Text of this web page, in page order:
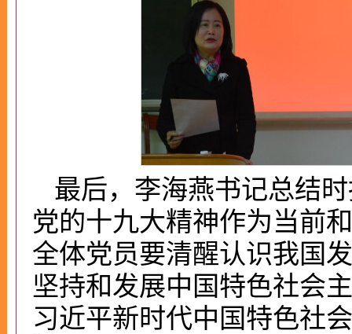
最后，李海燕书记总结
党的十九大精神作为当前
全体党员要清醒认识我国
坚持和发展中国特色社会
习近平新时代中国特色社